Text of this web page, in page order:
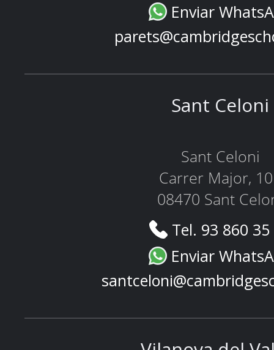
Enviar
Sant Celoni
Sant Celoni
Carrer Major,
08470 Sant
Tel. 93 860
Enviar